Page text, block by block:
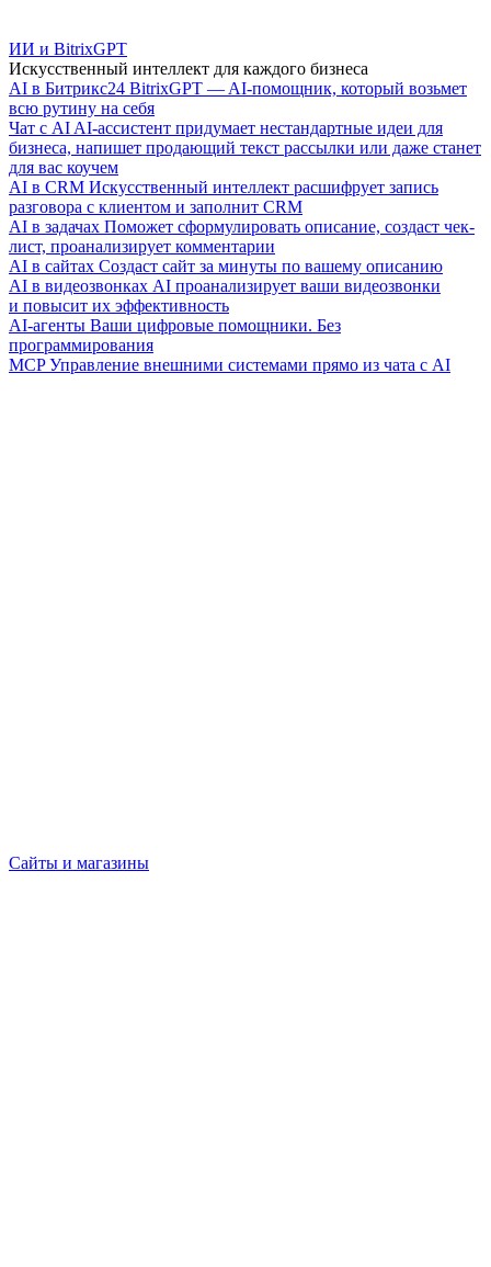
ИИ и BitrixGPT
Искусственный интеллект для каждого бизнеса
AI в Битрикс24 BitrixGPT — AI-помощник, который возьмет
всю рутину на себя
Чат с AI AI-ассистент придумает нестандартные идеи для
бизнеса, напишет продающий текст рассылки или даже станет
для вас коучем
AI в CRM Искусственный интеллект расшифрует запись
разговора с клиентом и заполнит CRM
AI в задачах Поможет сформулировать описание, создаст чек-
лист, проанализирует комментарии
AI в сайтах Создаст сайт за минуты по вашему описанию
AI в видеозвонках AI проанализирует ваши видеозвонки
и повысит их эффективность
AI-агенты Ваши цифровые помощники. Без
программирования
MCP Управление внешними системами прямо из чата с AI
Сайты и магазины